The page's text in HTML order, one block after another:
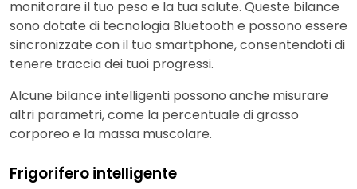
monitorare il tuo peso e la tua salute. Queste bilance
sono dotate di tecnologia Bluetooth e possono essere
sincronizzate con il tuo smartphone, consentendoti di
tenere traccia dei tuoi progressi.
Alcune bilance intelligenti possono anche misurare
altri parametri, come la percentuale di grasso
corporeo e la massa muscolare.
Frigorifero intelligente